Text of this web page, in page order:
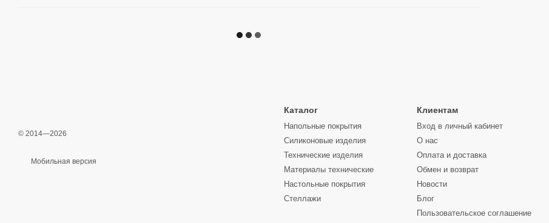
© 2014—2026
Мобильная версия
Каталог
Напольные покрытия
Силиконовые изделия
Технические изделия
Материалы технические
Настольные покрытия
Стеллажи
Клиентам
Вход в личный кабинет
О нас
Оплата и доставка
Обмен и возврат
Новости
Блог
Пользовательское соглашение